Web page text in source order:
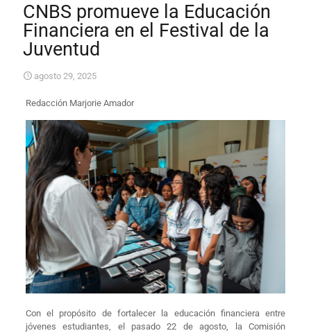
CNBS promueve la Educación
Financiera en el Festival de la
Juventud
agosto 29, 2025
Redacción Marjorie Amador
Con el propósito de fortalecer la educación financiera entre
jóvenes estudiantes, el pasado 22 de agosto, la Comisión